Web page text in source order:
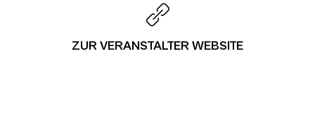
ZUR VERANSTALTER WEBSITE